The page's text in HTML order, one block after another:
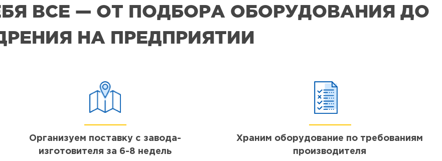
ВСЕ — ОТ ПОДБОРА ОБОРУДОВАНИЯ ДО
НА ПРЕДПРИЯТИИ
Организуем поставку с завода-
изготовителя за 6-8 недель
Храним оборудование по требованиям
производителя